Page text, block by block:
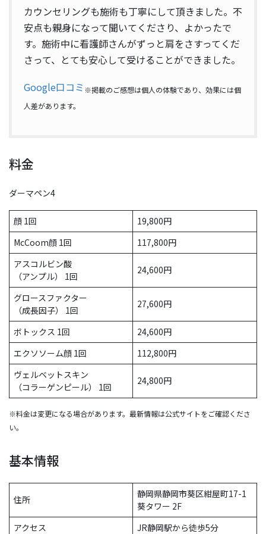
カウンセリングも施術も丁寧にして頂きました。不
安点も親身になって聞いてくださり、よかったで
す。施術中に看護師さんがずっと肩をさすってくだ
さって、とても安心して受けることができました。
Google口コミ ※掲載のご感想は個人の体験であり、効果には個
人差があります。
料金
ダーマペン4
顔 1回
19,800円
McCoom顔 1回
117,800円
アスコルビン酸
（アンプル） 1回
24,600円
グロースファクター
（成長因子） 1回
27,600円
ボトックス 1回
24,600円
エクソソーム顔 1回
112,800円
ヴェルベットスキン
（コラーゲンピール） 1回
24,800円
※料金は変更になる場合があります。最新情報は公式サイトをご確認くださ
い。
基本情報
住所
静岡県静岡市葵区紺屋町17-1
葵タワー 2F
アクセス
JR静岡駅から徒歩5分